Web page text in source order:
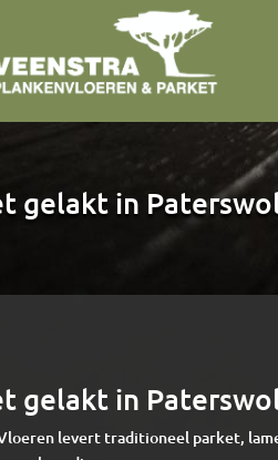
gelakt in
gelakt in
levert traditioneel parket,